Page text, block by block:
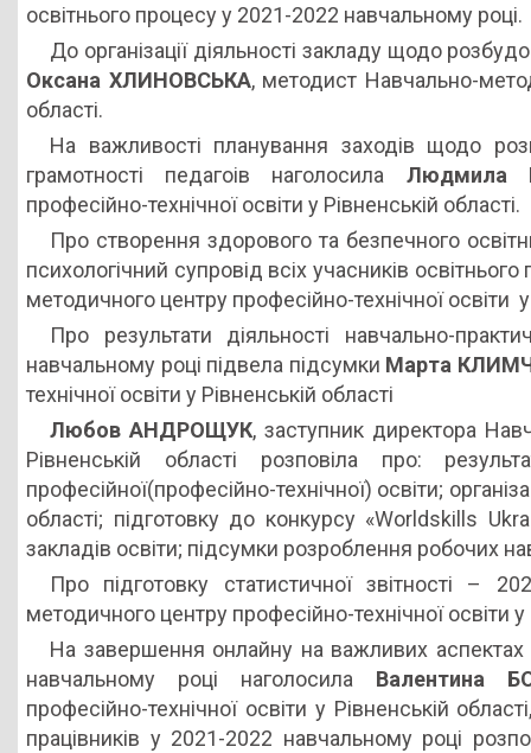
освітнього процесу у 2021-2022 навчальному році.
До організації діяльності закладу щодо
Оксана ХЛИНОВСЬКА, методист Навчально-
області.
На важливості планування заходів щодо
грамотності педагоів наголосила Людмила
професійно-технічної освіти у Рівненській області.
Про створення здорового та безпечного
психологічний супровід всіх учасників
методичного центру професійно-технічної освіти у
Про результати діяльності навчально-
навчальному році підвела підсумки Марта
технічної освіти у Рівненській області
Любов АНДРОЩУК, заступник директора
Рівненській області розповіла про:
професійної(професійно-технічної) освіти;
області; підготовку до конкурсу «Worldskills
закладів освіти; підсумки розроблення робочих
Про підготовку статистичної звітності –
методичного центру професійно-технічної освіти у
На завершення онлайну на важливих аспектах
навчальному році наголосила Валентина
професійно-технічної освіти у Рівненській
працівників у 2021-2022 навчальному році